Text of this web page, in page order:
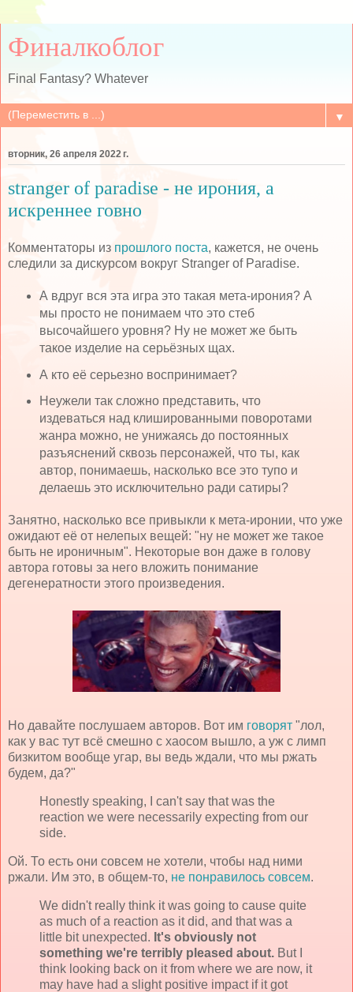
Финалкоблог
Final Fantasy? Whatever
▼
вторник, 26 апреля 2022 г.
stranger of paradise - не ирония, а
искреннее говно
Комментаторы из прошлого поста, кажется, не очень
следили за дискурсом вокруг Stranger of Paradise.
А вдруг вся эта игра это такая мета-ирония? А
мы просто не понимаем что это стеб
высочайшего уровня? Ну не может же быть
такое изделие на серьёзных щах.
А кто её серьезно воспринимает?
Неужели так сложно представить, что
издеваться над клишированными поворотами
жанра можно, не унижаясь до постоянных
разъяснений сквозь персонажей, что ты, как
автор, понимаешь, насколько все это тупо и
делаешь это исключительно ради сатиры?
Занятно, насколько все привыкли к мета-иронии, что уже
ожидают её от нелепых вещей: "ну не может же такое
быть не ироничным". Некоторые вон даже в голову
автора готовы за него вложить понимание
дегенератности этого произведения.
Но давайте послушаем авторов. Вот им говорят "лол,
как у вас тут всё смешно с хаосом вышло, а уж с лимп
бизкитом вообще угар, вы ведь ждали, что мы ржать
будем, да?"
Honestly speaking, I can't say that was the
reaction we were necessarily expecting from our
side.
Ой. То есть они совсем не хотели, чтобы над ними
ржали. Им это, в общем-то, не понравилось совсем.
We didn't really think it was going to cause quite
as much of a reaction as it did, and that was a
little bit unexpected. It's obviously not
something we're terribly pleased about. But I
think looking back on it from where we are now, it
may have had a slight positive impact if it got